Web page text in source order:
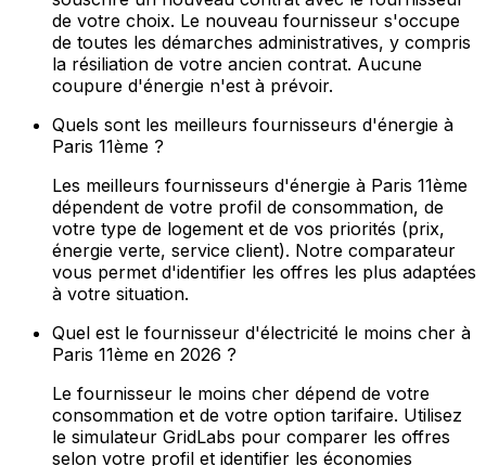
de votre choix. Le nouveau fournisseur s'occupe
de toutes les démarches administratives, y compris
la résiliation de votre ancien contrat. Aucune
coupure d'énergie n'est à prévoir.
Quels sont les meilleurs fournisseurs d'énergie à
Paris 11ème ?
Les meilleurs fournisseurs d'énergie à Paris 11ème
dépendent de votre profil de consommation, de
votre type de logement et de vos priorités (prix,
énergie verte, service client). Notre comparateur
vous permet d'identifier les offres les plus adaptées
à votre situation.
Quel est le fournisseur d'électricité le moins cher à
Paris 11ème en 2026 ?
Le fournisseur le moins cher dépend de votre
consommation et de votre option tarifaire. Utilisez
le simulateur GridLabs pour comparer les offres
selon votre profil et identifier les économies